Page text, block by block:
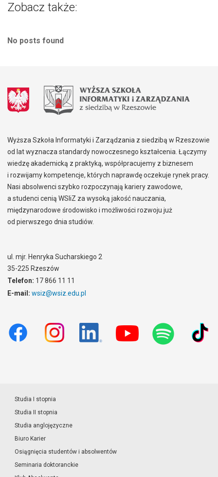
Zobacz także:
No posts found
Wyższa Szkoła Informatyki i Zarządzania z siedzibą w Rzeszowie
od lat wyznacza standardy nowoczesnego kształcenia. Łączymy
wiedzę akademicką z praktyką, współpracujemy z biznesem
i rozwijamy kompetencje, których naprawdę oczekuje rynek pracy.
Nasi absolwenci szybko rozpoczynają kariery zawodowe,
a studenci cenią WSIiZ za wysoką jakość nauczania,
międzynarodowe środowisko i możliwości rozwoju już
od pierwszego dnia studiów.
ul. mjr. Henryka Sucharskiego 2
35-225 Rzeszów
Telefon: 17 866 11 11
E-mail: wsiz@wsiz.edu.pl
Studia I stopnia
Studia II stopnia
Studia anglojęzyczne
Biuro Karier
Osiągnięcia studentów i absolwentów
Seminaria doktoranckie